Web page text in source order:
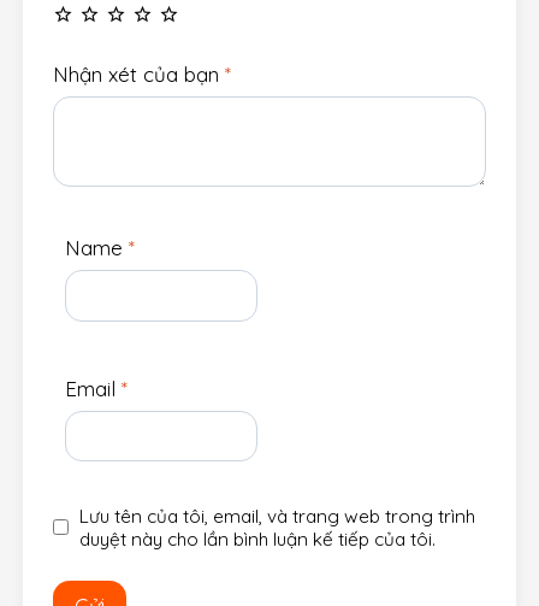
Nhận xét của bạn *
Name *
Email *
Lưu tên của tôi, email, và trang web trong trình
duyệt này cho lần bình luận kế tiếp của tôi.